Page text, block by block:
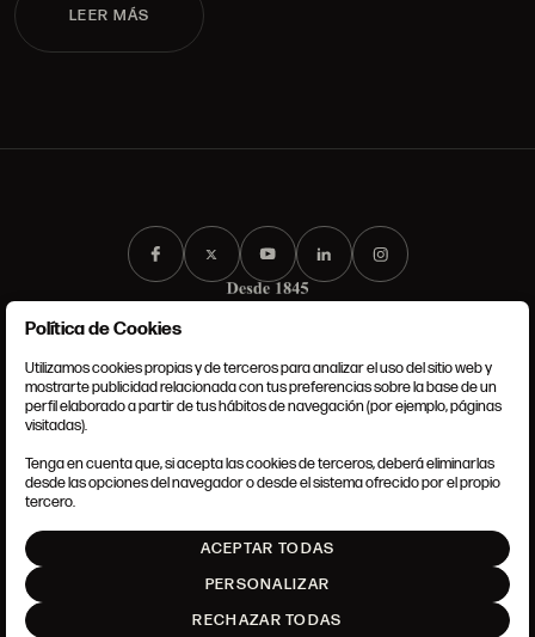
LEER MÁS
CONDICIONES GENERALES
POLÍTICA DE COOKIES
AJUSTE DE COOKIES
Política de Cookies
Utilizamos cookies propias y de terceros para analizar el uso del sitio web y
mostrarte publicidad relacionada con tus preferencias sobre la base de un
perfil elaborado a partir de tus hábitos de navegación (por ejemplo, páginas
visitadas).
Tenga en cuenta que, si acepta las cookies de terceros, deberá eliminarlas
desde las opciones del navegador o desde el sistema ofrecido por el propio
tercero.
ACEPTAR TODAS
PERSONALIZAR
RECHAZAR TODAS